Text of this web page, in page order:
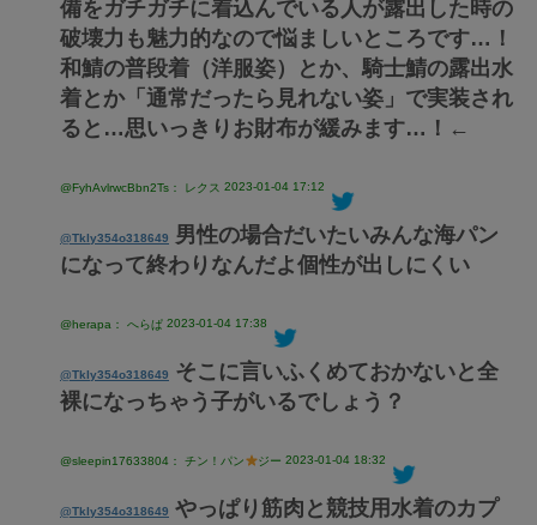
備をガチガチに着込んでいる人が露出した時の
破壊力も魅力的なので悩ましいところです…！
和鯖の普段着（洋服姿）とか、騎士鯖の露出水
着とか「通常だったら見れない姿」で実装され
ると…思いっきりお財布が緩みます…！←
@FyhAvlrwcBbn2Ts： レクス 2023-01-04 17:12
@Tkly354o318649
男性の場合だいたいみんな海パン
になって終わりなんだよ個性が出しにくい
@herapa： へらぱ 2023-01-04 17:38
@Tkly354o318649
そこに言いふくめておかないと全
裸になっちゃう子がいるでしょう？
@sleepin17633804： チン！パン ジー 2023-01-04 18:32
@Tkly354o318649 やっぱり筋肉と競技用水着のカプ